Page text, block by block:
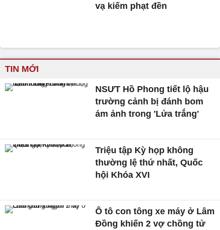
vạ kiếm phạt đền
TIN MỚI
NSƯT Hồ Phong tiết lộ hậu
trường cảnh bị đánh bom
ám ảnh trong 'Lửa trắng'
Triệu tập Kỳ họp không
thường lệ thứ nhất, Quốc
hội Khóa XVI
Ô tô con tông xe máy ở Lâm
Đồng khiến 2 vợ chồng tử